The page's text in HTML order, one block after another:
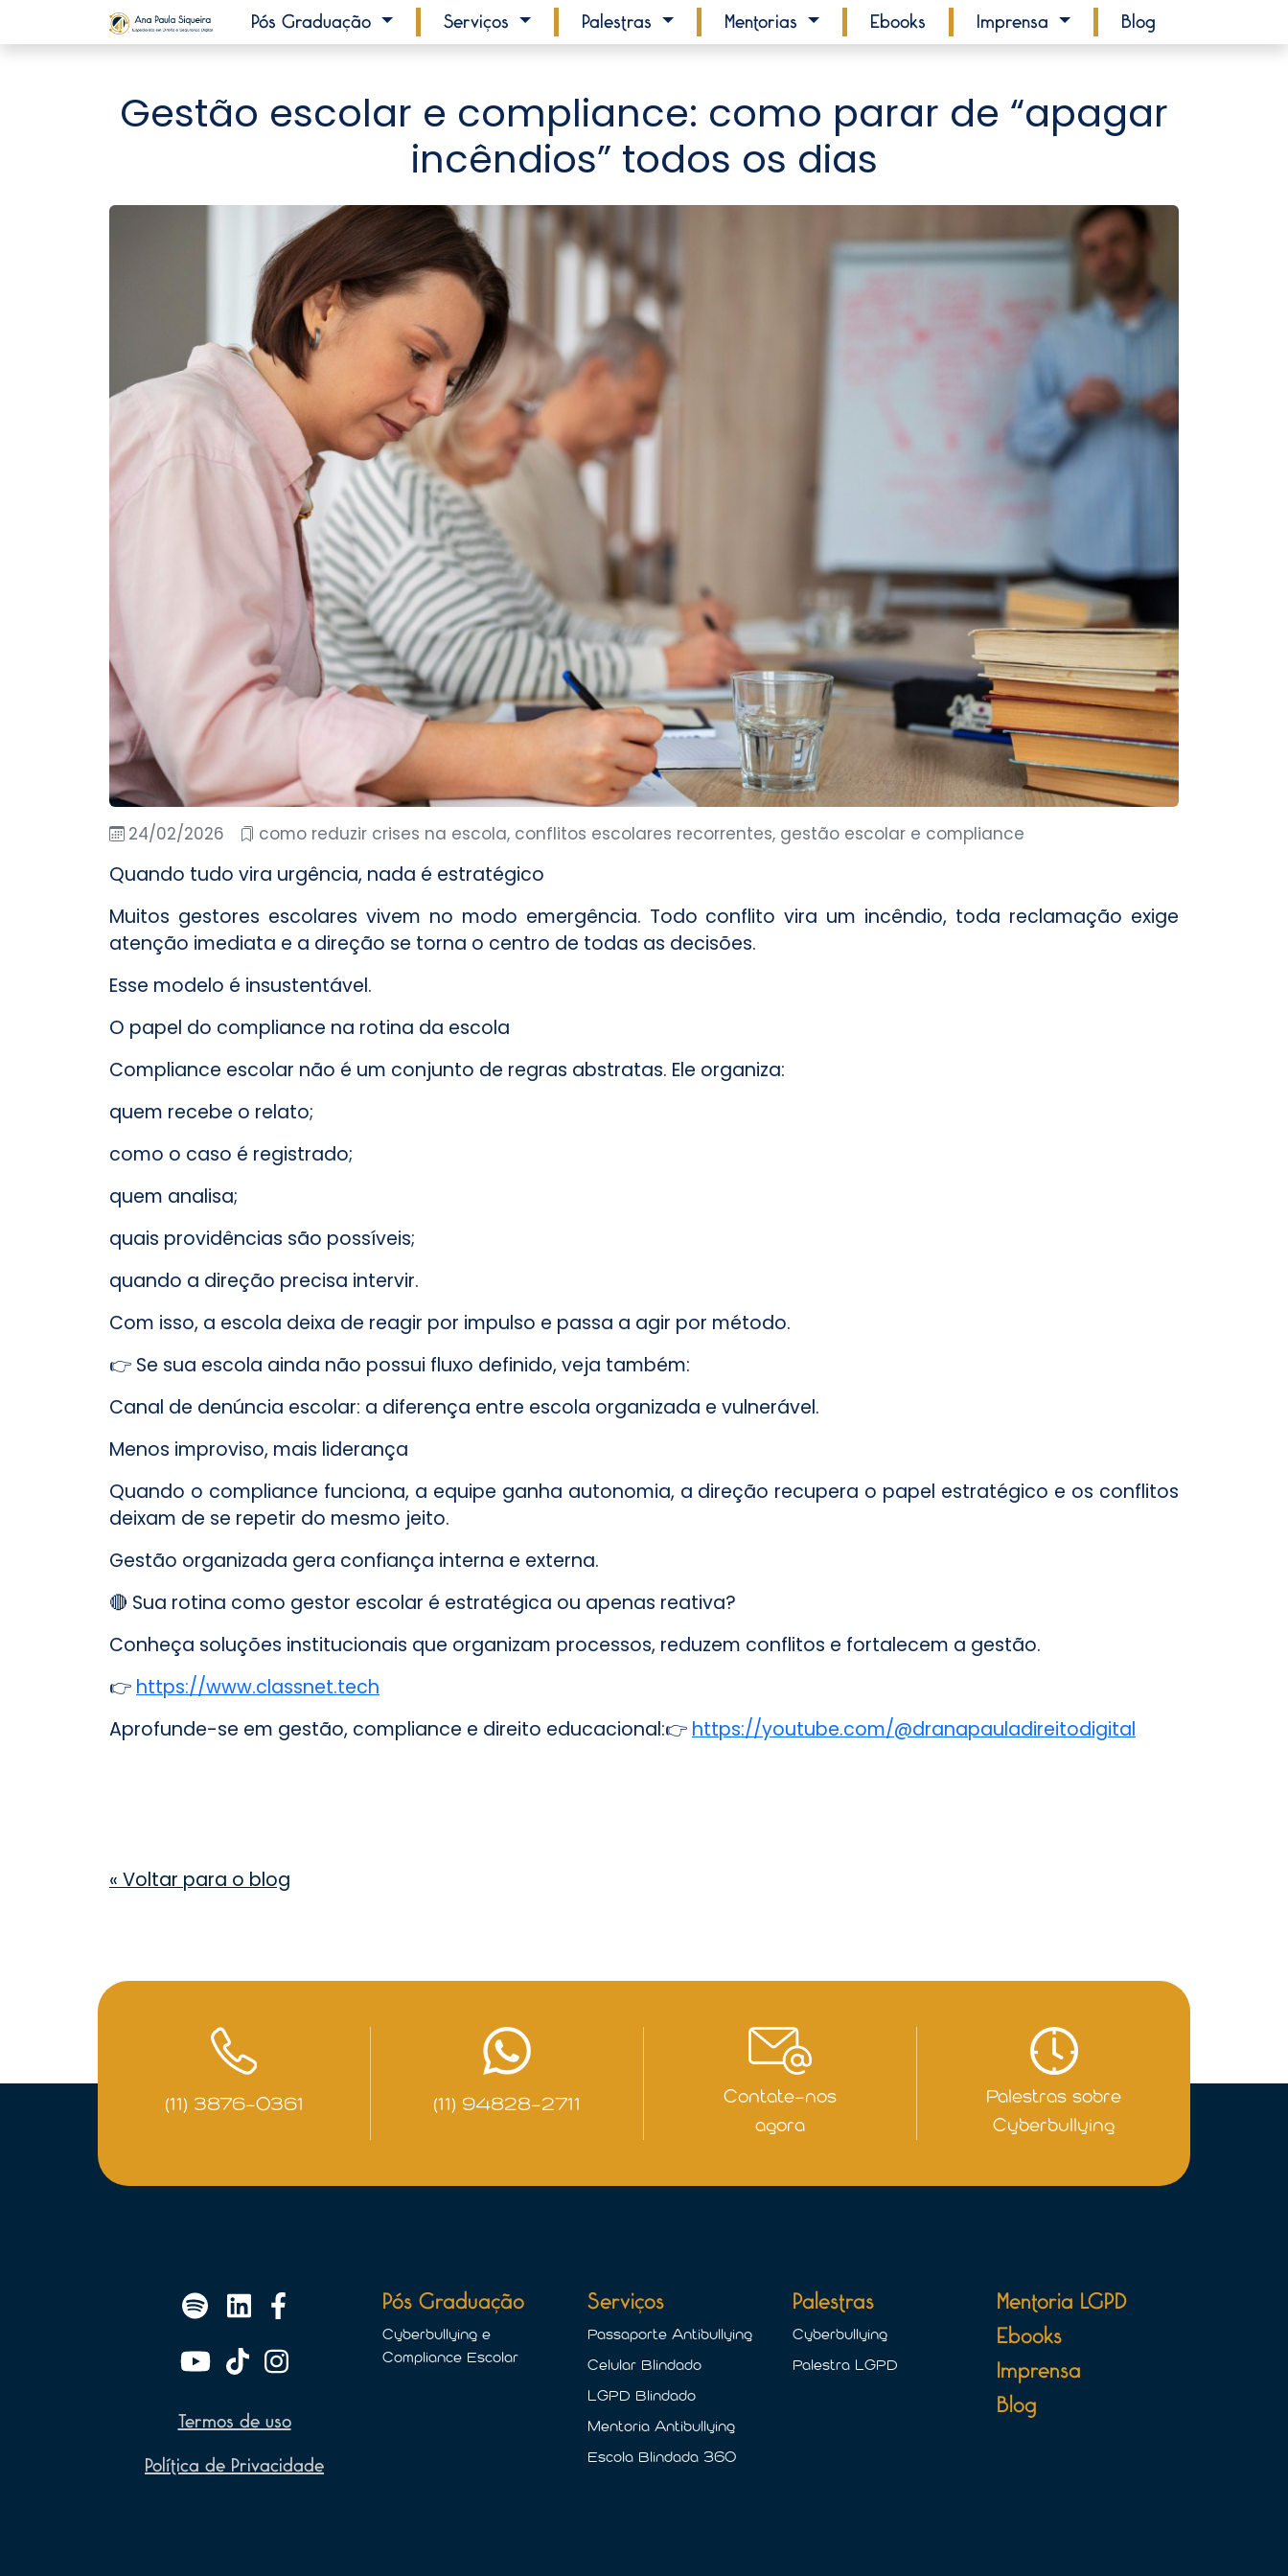
Pós Graduação Serviços Palestras Mentorias Ebooks Imprensa Blog
Gestão escolar e compliance: como parar de “apagar
incêndios” todos os dias
24/02/2026 como reduzir crises na escola, conflitos escolares recorrentes, gestão escolar e compliance
Quando tudo vira urgência, nada é estratégico
Muitos gestores escolares vivem no modo emergência. Todo conflito vira um incêndio, toda reclamação exige
atenção imediata e a direção se torna o centro de todas as decisões.
Esse modelo é insustentável.
O papel do compliance na rotina da escola
Compliance escolar não é um conjunto de regras abstratas. Ele organiza:
quem recebe o relato;
como o caso é registrado;
quem analisa;
quais providências são possíveis;
quando a direção precisa intervir.
Com isso, a escola deixa de reagir por impulso e passa a agir por método.
👉 Se sua escola ainda não possui fluxo definido, veja também:
Canal de denúncia escolar: a diferença entre escola organizada e vulnerável.
Menos improviso, mais liderança
Quando o compliance funciona, a equipe ganha autonomia, a direção recupera o papel estratégico e os conflitos
deixam de se repetir do mesmo jeito.
Gestão organizada gera confiança interna e externa.
🔴 Sua rotina como gestor escolar é estratégica ou apenas reativa?
Conheça soluções institucionais que organizam processos, reduzem conflitos e fortalecem a gestão.
👉 https://www.classnet.tech
Aprofunde-se em gestão, compliance e direito educacional:👉 https://youtube.com/@dranapauladireitodigital
« Voltar para o blog
(11) 3876-0361 (11) 94828-2711
Contate-nos
agora
Palestras sobre
Cyberbullying
Termos de uso
Política de Privacidade
Pós Graduação
Cyberbullying e
Compliance Escolar
Serviços
Passaporte Antibullying
Celular Blindado
LGPD Blindado
Mentoria Antibullying
Escola Blindada 360
Palestras
Cyberbullying
Palestra LGPD
Mentoria LGPD
Ebooks
Imprensa
Blog